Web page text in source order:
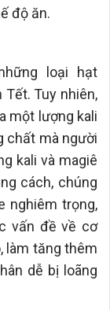
độ ăn.
loại hạt
Tuy nhiên,
một lượng kali
chất mà người
kali và magiê
cách, chúng
nghiêm trọng,
vấn đề về cơ
làm tăng thêm
dễ bị loãng